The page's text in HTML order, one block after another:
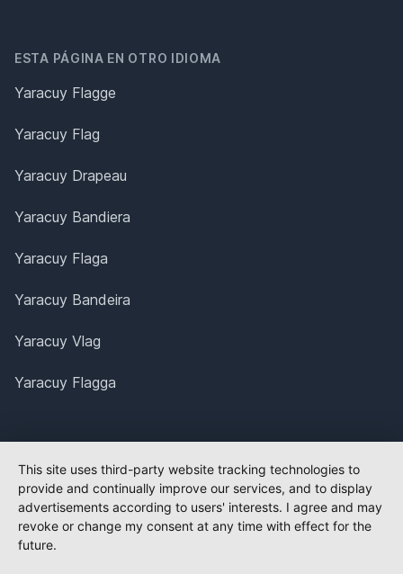
ESTA PÁGINA EN OTRO IDIOMA
Yaracuy Flagge
Yaracuy Flag
Yaracuy Drapeau
Yaracuy Bandiera
Yaracuy Flaga
Yaracuy Bandeira
Yaracuy Vlag
Yaracuy Flagga
This site uses third-party website tracking technologies to
provide and continually improve our services, and to display
advertisements according to users' interests. I agree and may
revoke or change my consent at any time with effect for the
future.